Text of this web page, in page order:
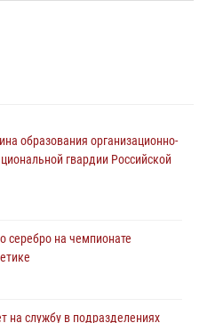
образования организационно-
гвардии Российской
серебро на чемпионате
на службу в подразделениях